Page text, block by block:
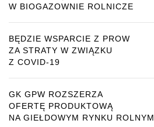
W BIOGAZOWNIE ROLNICZE
BĘDZIE WSPARCIE Z PROW
ZA STRATY W ZWIĄZKU
Z COVID-19
GK GPW ROZSZERZA
OFERTĘ PRODUKTOWĄ
NA GIEŁDOWYM RYNKU ROLNYM